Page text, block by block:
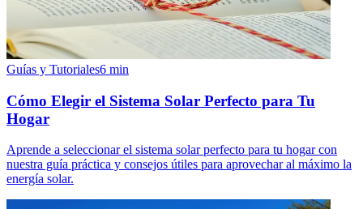
Guías y Tutoriales6 min
Cómo Elegir el Sistema Solar Perfecto para Tu
Hogar
Aprende a seleccionar el sistema solar perfecto para tu hogar con
nuestra guía práctica y consejos útiles para aprovechar al máximo la
energía solar.